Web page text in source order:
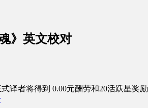
》英文校对
式译者将得到 0.00元酬劳和20活跃星奖励